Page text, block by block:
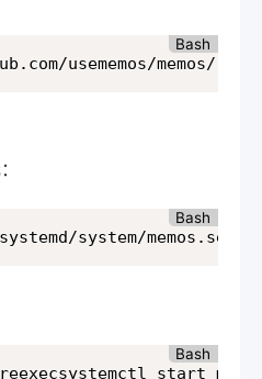
Bash
usememos/memos/
Bash
system/
Bash
start